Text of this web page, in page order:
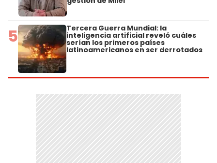
5 Tercera Guerra Mundial: la
inteligencia artificial reveló cuáles
serían los primeros países
latinoamericanos en ser derrotados